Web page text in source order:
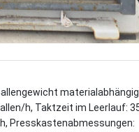
h, Taktzeit im Leerlauf:
Presskastenabmessungen: